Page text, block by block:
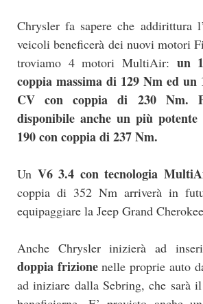
Chrysler fa sapere che addirittura
veicoli beneficerà dei nuovi motori
troviamo 4 motori MultiAir: un
coppia massima di 129 Nm ed
CV con coppia di 230 Nm.
disponibile anche un più
190 con coppia di 237 Nm.
Un V6 3.4 con tecnologia
coppia di 352 Nm arriverà in
equipaggiare la Jeep Grand
Anche Chrysler inizierà ad
doppia frizionenelle proprie auto
ad iniziare dalla Sebring, che sarà